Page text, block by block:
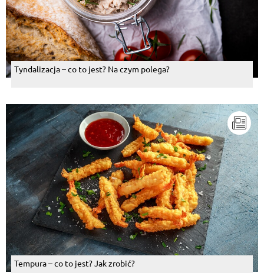
Tyndalizacja – co to jest? Na czym polega?
Tempura – co to jest? Jak zrobić?